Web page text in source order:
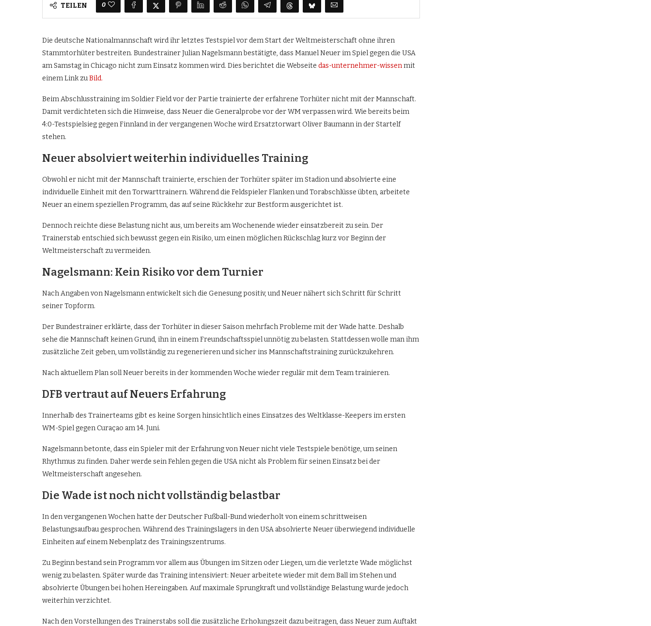
TEILEN 0
Die deutsche Nationalmannschaft wird ihr letztes Testspiel vor dem Start der Weltmeisterschaft ohne ihren
Stammtorhüter bestreiten. Bundestrainer Julian Nagelsmann bestätigte, dass Manuel Neuer im Spiel gegen die USA
am Samstag in Chicago nicht zum Einsatz kommen wird. Dies berichtet die Webseite das-unternehmer-wissenmit
einem Link zuВild.
Beim Abschlusstraining im Soldier Field vor der Partie trainierte der erfahrene Torhüter nicht mit der Mannschaft.
Damit verdichteten sich die Hinweise, dass Neuer die Generalprobe vor der WM verpassen wird. Wie bereits beim
4:0-Testspielsieg gegen Finnland in der vergangenen Woche wird Ersatztorwart Oliver Baumann in der Startelf
stehen.
Neuer absolviert weiterhin individuelles Training
Obwohl er nicht mit der Mannschaft trainierte, erschien der Torhüter später im Stadion und absolvierte eine
individuelle Einheit mit den Torwarttrainern. Während die Feldspieler Flanken und Torabschlüsse übten, arbeitete
Neuer an einem speziellen Programm, das auf seine Rückkehr zur Bestform ausgerichtet ist.
Dennoch reichte diese Belastung nicht aus, um bereits am Wochenende wieder einsatzbereit zu sein. Der
Trainerstab entschied sich bewusst gegen ein Risiko, um einen möglichen Rückschlag kurz vor Beginn der
Weltmeisterschaft zu vermeiden.
Nagelsmann: Kein Risiko vor dem Turnier
Nach Angaben von Nagelsmann entwickelt sich die Genesung positiv, und Neuer nähert sich Schritt für Schritt
seiner Topform.
Der Bundestrainer erklärte, dass der Torhüter in dieser Saison mehrfach Probleme mit der Wade hatte. Deshalb
sehe die Mannschaft keinen Grund, ihn in einem Freundschaftsspiel unnötig zu belasten. Stattdessen wolle man ihm
zusätzliche Zeit geben, um vollständig zu regenerieren und sicher ins Mannschaftstraining zurückzukehren.
Nach aktuellem Plan soll Neuer bereits in der kommenden Woche wieder regulär mit dem Team trainieren.
DFB vertraut auf Neuers Erfahrung
Innerhalb des Trainerteams gibt es keine Sorgen hinsichtlich eines Einsatzes des Weltklasse-Keepers im ersten
WM-Spiel gegen Curaçao am 14. Juni.
Nagelsmann betonte, dass ein Spieler mit der Erfahrung von Neuer nicht viele Testspiele benötige, um seinen
Rhythmus zu finden. Daher werde sein Fehlen gegen die USA nicht als Problem für seinen Einsatz bei der
Weltmeisterschaft angesehen.
Die Wade ist noch nicht vollständig belastbar
In den vergangenen Wochen hatte der Deutscher Fußball-Bund wiederholt von einem schrittweisen
Belastungsaufbau gesprochen. Während des Trainingslagers in den USA absolvierte Neuer überwiegend individuelle
Einheiten auf einem Nebenplatz des Trainingszentrums.
Zu Beginn bestand sein Programm vor allem aus Übungen im Sitzen oder Liegen, um die verletzte Wade möglichst
wenig zu belasten. Später wurde das Training intensiviert: Neuer arbeitete wieder mit dem Ball im Stehen und
absolvierte Übungen bei hohen Hereingaben. Auf maximale Sprungkraft und vollständige Belastung wurde jedoch
weiterhin verzichtet.
Nach den Vorstellungen des Trainerstabs soll die zusätzliche Erholungszeit dazu beitragen, dass Neuer zum Auftakt